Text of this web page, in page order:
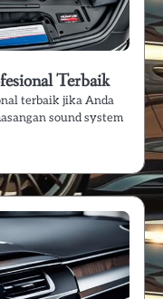
Terbaik
terbaik jika Anda
sound system